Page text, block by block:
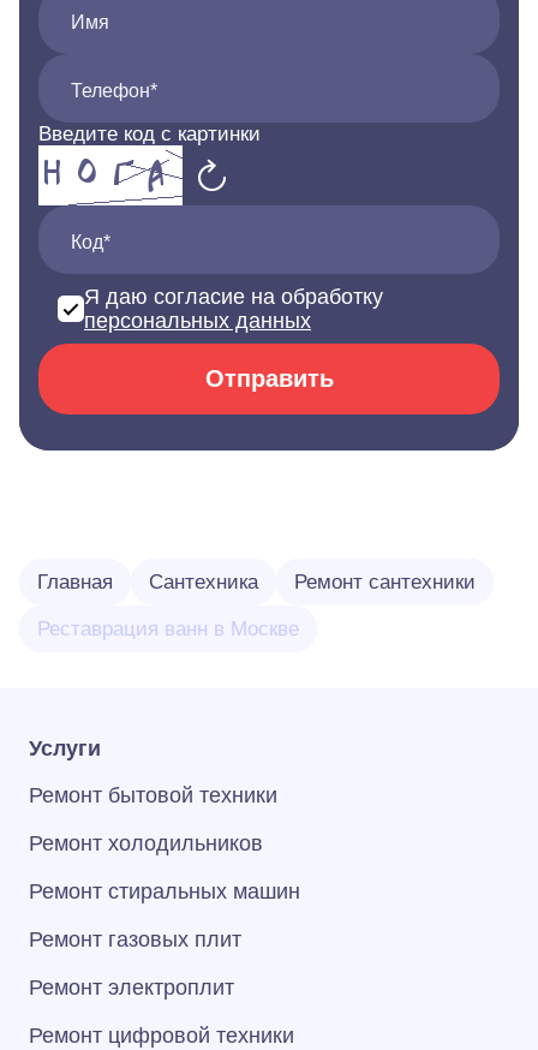
Имя
Телефон*
Введите код с картинки
Код*
Я даю согласие на обработку
персональных данных
Отправить
Главная Сантехника Ремонт сантехники
Реставрация ванн в Москве
Услуги
Ремонт бытовой техники
Ремонт холодильников
Ремонт стиральных машин
Ремонт газовых плит
Ремонт электроплит
Ремонт цифровой техники